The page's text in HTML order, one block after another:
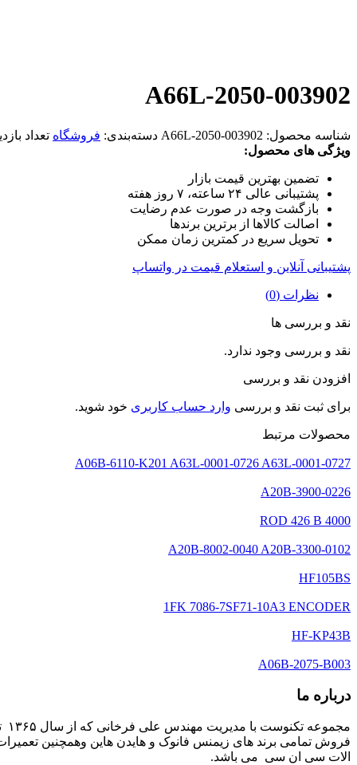
A66L-2050-003902
شناسه محصول: A66L-2050-003902 دسته‌بندی: فروشگاه تعداد
ویژگی های محصول:
تضمین بهترین قیمت بازار
پشتیبانی عالی ۲۴ ساعته، ۷ روز هفته
بازگشت وجه در صورت عدم رضایت
اصالت کالاها از برترین برندها
تحویل سریع در کمترین زمان ممکن
پشتیبانی آنلاین و استعلام قیمت در واتساپ
نظرات (0)
نقد و بررسی ها
نقد و بررسی وجود ندارد.
افزودن نقد و بررسی
برای ثبت نقد و بررسی وارد حساب کاربری خود شوید.
محصولات مرتبط
A06B-6110-K201 A63L-0001-0726 A63L-0001-0727
A20B-3900-0226
ROD 426 B 4000
A20B-8002-0040 A20B-3300-0102
HF105BS
1FK 7086-7SF71-10A3 ENCODER
HF-KP43B
A06B-2075-B003
درباره ما
فروش تمامی برند های زیمنس فانوک و هایدن هاین وهمچنین
الات سی ان سی می باشد.